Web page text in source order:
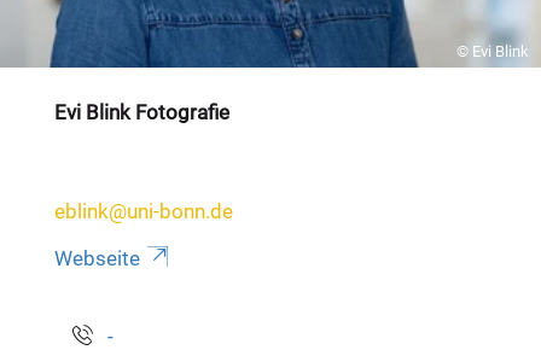
© Evi Blink
Evi Blink Fotografie
eblink@uni-bonn.de
Webseite
-